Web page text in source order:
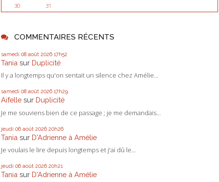
30
31
COMMENTAIRES RÉCENTS
samedi 08 août 2026 17h52
Tania sur Duplicité
Il y a longtemps qu'on sentait un silence chez Amélie...
samedi 08 août 2026 17h29
Aifelle sur Duplicité
Je me souviens bien de ce passage ; je me demandais...
jeudi 06 août 2026 20h26
Tania sur D'Adrienne à Amélie
Je voulais le lire depuis longtemps et j'ai dû le...
jeudi 06 août 2026 20h21
Tania sur D'Adrienne à Amélie